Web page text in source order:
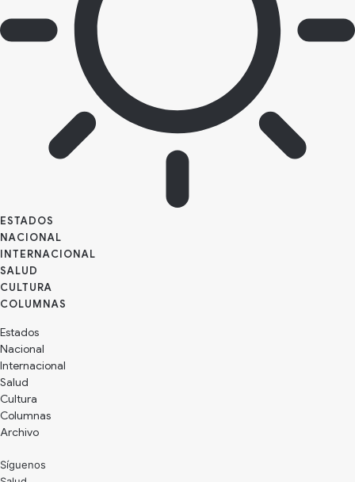
ESTADOS
NACIONAL
INTERNACIONAL
SALUD
CULTURA
Estados
Nacional
Internacional
Salud
Cultura
Archivo
Síguenos